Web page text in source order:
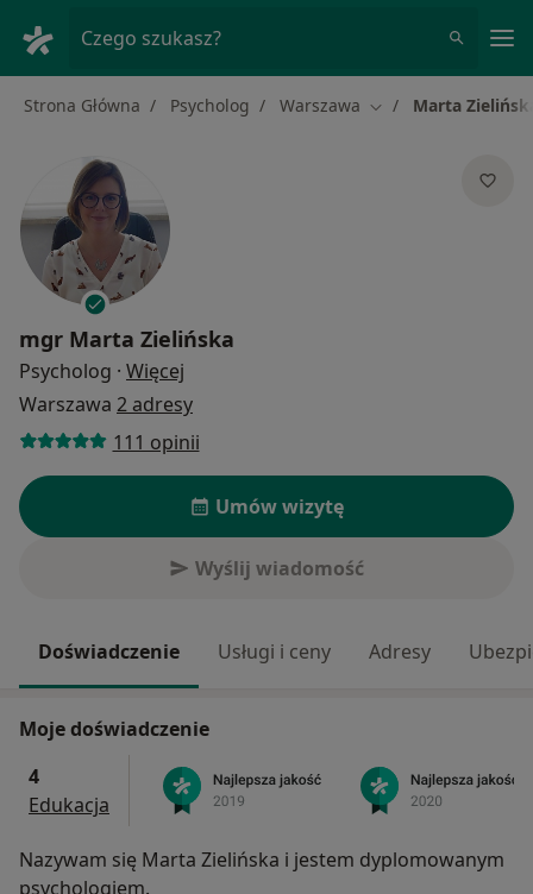
Czego szukasz?
Strona Główna Psycholog Warszawa Zmień miasto
Marta
mgr Marta Zielińska
Psycholog · Więcej
Warszawa 2 adresy
111 opinii
Umów wizytę
Wyślij wiadomość
Doświadczenie Usługi i ceny Adresy
Moje doświadczenie
4
Edukacja
Nazywam się Marta Zielińska i jestem dyplomowanym
psychologiem.